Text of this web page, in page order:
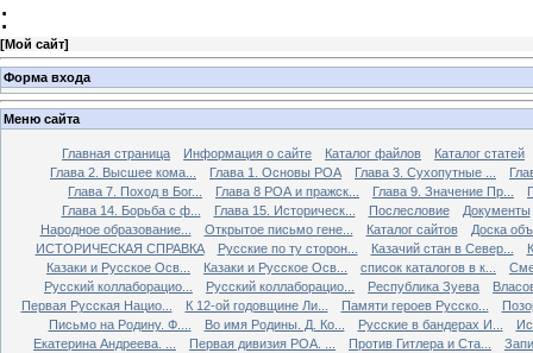
:
[Мой сайт]
Форма входа
Меню сайта
Главная страница Информация о сайте Каталог файлов
Каталог статей
Глава 2. Высшее кома...
Глава 1. Основы РОА Глава 3. Сухопутные ...
Глава 7. Поход в Бог...
Глава 8 РОА и пражск... Глава 9. Значение Пр...
Глава 14. Борьба с ф...
Глава 15. Историческ... Послесловие
Документы
Народное образование...
Открытое письмо гене... Каталог сайтов
Доска
ИСТОРИЧЕСКАЯ СПРАВКА
Русские по ту сторон... Казачий стан в Север...
Казаки и Русское Осв...
Казаки и Русское Осв... список каталогов в к...
Русский коллаборацио...
Русский коллаборацио... Республика Зуева
Первая Русская Нацио...
К 12-ой годовщине Ли... Памяти героев Русско...
Письмо на Родину. Ф....
Во имя Родины. Д. Ко... Русские в бандерах И...
Екатерина Андреева. ...
Первая дивизия РОА. ... Против Гитлера и Ста...